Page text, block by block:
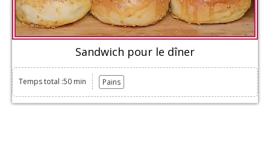
Sandwich pour le dîner
Temps total :50 min Pains